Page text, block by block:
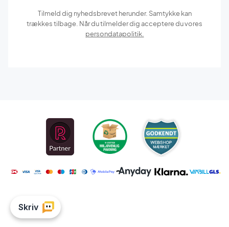
Tilmeld dig nyhedsbrevet herunder. Samtykke kan
trækkes tilbage. Når du tilmelder dig acceptere du vores
persondatapolitik.